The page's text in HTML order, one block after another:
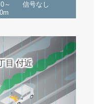
～
信号なし
目 付近